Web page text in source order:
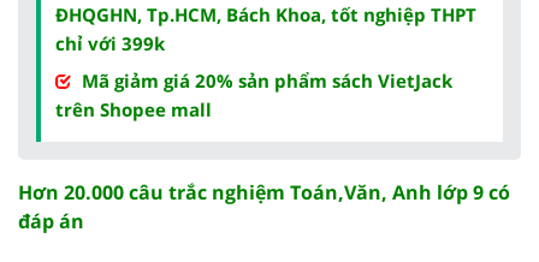
ĐHQGHN, Tp.HCM, Bách Khoa, tốt nghiệp THPT
chỉ với 399k
Mã giảm giá 20% sản phẩm sách VietJack
trên Shopee mall
Hơn 20.000 câu trắc nghiệm Toán,Văn, Anh lớp 9 có
đáp án